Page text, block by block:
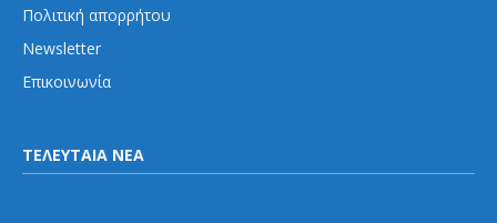
Πολιτική απορρήτου
Newsletter
Επικοινωνία
ΤΕΛΕΥΤΑΙΑ ΝΕΑ